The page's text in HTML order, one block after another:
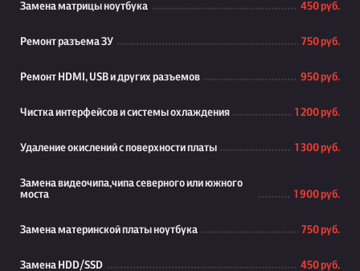
Замена матрицы ноутбука 450 руб.
Ремонт разъема ЗУ 750 руб.
Ремонт HDMI, USB и других разъемов 950 руб.
Чистка интерфейсов и системы охлаждения 1 200 руб.
Удаление окислений с поверхности платы 1 300 руб.
Замена видеочипа,чипа северного или южного
моста
1 900 руб.
Замена материнской платы ноутбука 750 руб.
Замена HDD/SSD 450 руб.